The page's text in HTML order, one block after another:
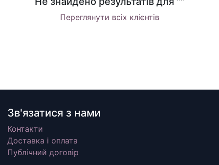
Переглянути всіх клієнтів
Зв'язатися з нами
Контакти
Доставка і оплата
Публічний договір